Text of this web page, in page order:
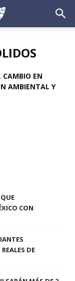
CAMBIO EN
AMBIENTAL Y
CON
DE